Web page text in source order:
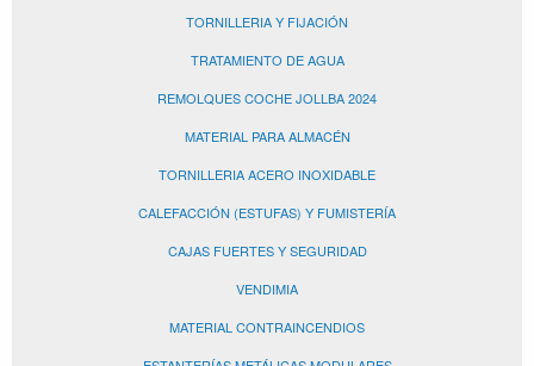
TORNILLERIA Y FIJACIÓN
TRATAMIENTO DE AGUA
REMOLQUES COCHE JOLLBA 2024
MATERIAL PARA ALMACÉN
TORNILLERIA ACERO INOXIDABLE
CALEFACCIÓN (ESTUFAS) Y FUMISTERÍA
CAJAS FUERTES Y SEGURIDAD
VENDIMIA
MATERIAL CONTRAINCENDIOS